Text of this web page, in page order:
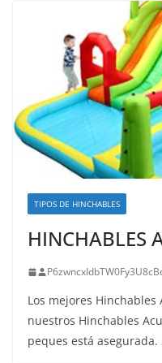
TIPOS DE HINCHABLES
HINCHABLES
Los mejores
nuestros Hinchables
peques está